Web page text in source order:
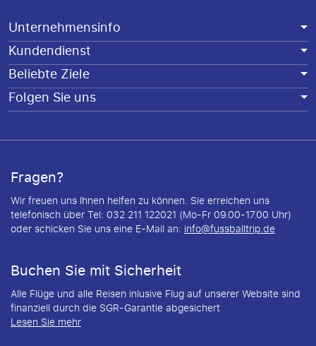
Unternehmensinfo
Kundendienst
Beliebte Ziele
Folgen Sie uns
Fragen?
Wir freuen uns Ihnen helfen zu können. Sie erreichen uns
telefonisch über Tel: 032 211 122021 (Mo-Fr 09.00-17.00 Uhr)
oder schicken Sie uns eine E-Mail an: info@fussballtrip.de
Buchen Sie mit Sicherheit
Alle Flüge und alle Reisen inlusive Flug auf unserer Website sind
finanziell durch die SGR-Garantie abgesichert
Lesen Sie mehr